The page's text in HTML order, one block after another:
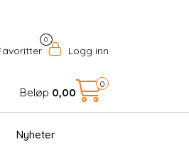
0
Logg inn
Beløp 0,00
0
Nyheter